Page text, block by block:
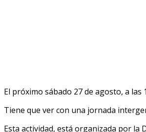
El próximo sábado 27 de agosto, a
Tiene que ver con una jornada
Esta actividad, está organizada por la